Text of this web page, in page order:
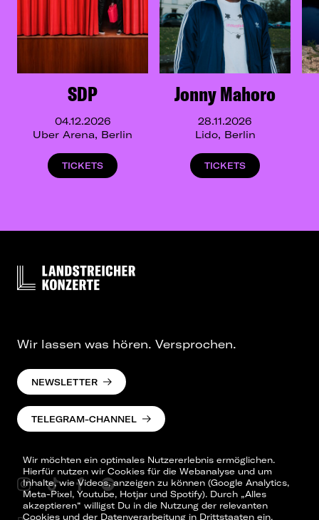
SDP
04.12.2026
Uber Arena, Berlin
TICKETS
Jonny Mahoro
28.11.2026
Lido, Berlin
TICKETS
Wir möchten ein optimales Nutzererlebnis ermöglichen.
Hierfür nutzen wir Cookies für die Webanalyse und um
Inhalte, wie Videos, anzeigen zu können (Google Analytics,
Meta-Pixel, Youtube, Hotjar und Spotify). Durch „Alles
akzeptieren“ willigst Du in die Nutzung der relevanten
Cookies und der Datenverarbeitung in Drittstaaten ein.
Wir lassen was hören. Versprochen.
NEWSLETTER
TELEGRAM-CHANNEL